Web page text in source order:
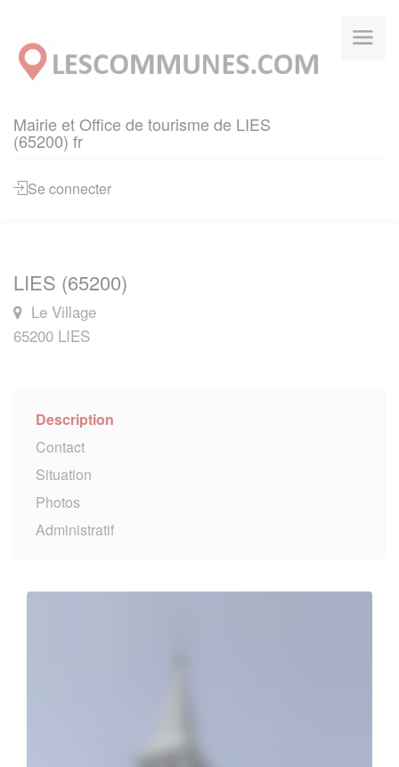
Mairie et Office de tourisme de LIES
(65200) fr
Se connecter
LIES (65200)
Le Village
65200 LIES
Description
Contact
Situation
Photos
Administratif